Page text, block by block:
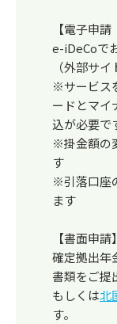
【電子申
e-iDeCoで
（外部サ
※サービス
ードとマイ
込が必要で
※掛金額の
す
※引落口座
ます
【書面申請】
確定拠出年
書類をご提
もしくは北
す。